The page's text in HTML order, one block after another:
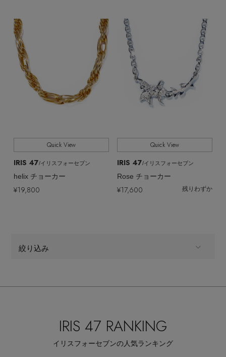
ルームウェア・パジャマ
クラッチバッグ
ボストンバッグ
スーツケース
グローブ
レッグウェア
チャーム・ストラップ
その他(傘・ハンカチ・時計など)
コサージュ・ブローチ
アンクレット
チャーム
水着・スイムウェア
特集一覧
NEW IN BRAND
BRAND NEWS
HOT STYLE
EDITOR'S CLOSET
PERSONAL COLOR
COLOR 全てのカラー
販売状況 すべて
価格 全ての価格
Quick View
IRIS 47/イリスフォーセブン
helix チョーカー
¥19,800
Quick View
IRIS 47/イリスフォーセブン
Rose チョーカー
¥17,600 残りわずか
絞り込み
アクセサリー,ネックレス,チョーカー・ラリエット
全てのカラー
IRIS 47 RANKING
イリスフォーセブンの人気ランキング